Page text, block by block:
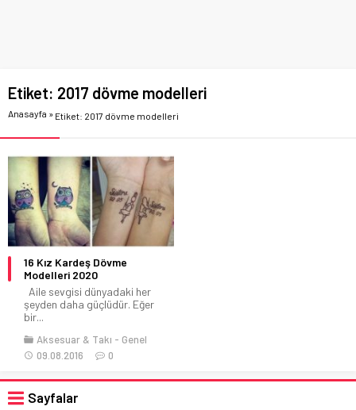
Etiket: 2017 dövme modelleri
Anasayfa » Etiket: 2017 dövme modelleri
16 Kız Kardeş Dövme
Modelleri 2020
Aile sevgisi dünyadaki her
şeyden daha güçlüdür. Eğer
bir...
Aksesuar & Takı
Genel
09.08.2016
0
Sayfalar